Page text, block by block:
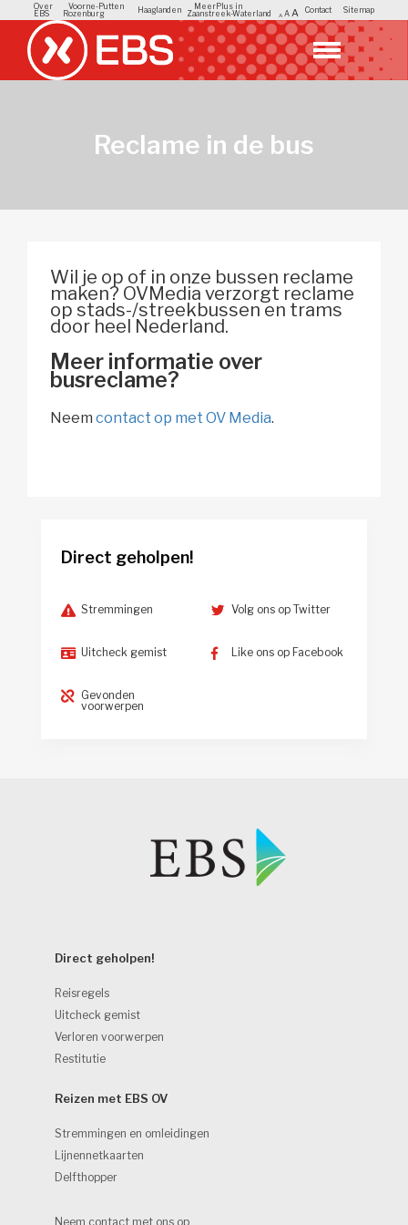
Over
EBS
Voorne-Putten
Rozenburg
Haaglanden
MeerPlus in
Zaanstreek-Waterland
A A A Contact Sitemap
Reclame in de bus
Wil je op of in onze bussen reclame
maken? OVMedia verzorgt reclame
op stads-/streekbussen en trams
door heel Nederland.
Meer informatie over
busreclame?
Neem contact op met OV Media.
Direct geholpen!
Stremmingen
Uitcheck gemist
Gevonden
voorwerpen
Volg ons op Twitter
Like ons op Facebook
Direct geholpen!
Reisregels
Uitcheck gemist
Verloren voorwerpen
Restitutie
Reizen met EBS OV
Stremmingen en omleidingen
Lijnennetkaarten
Delfthopper
Neem contact met ons op